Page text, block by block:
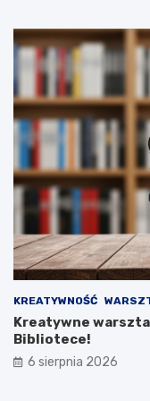
KREATYWNOŚĆ
Kreatywne
Bibliotece!
6 sierpnia 2026